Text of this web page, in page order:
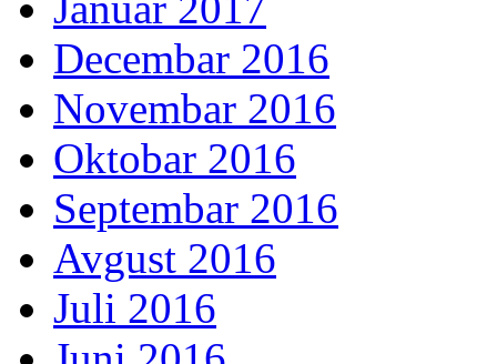
Decembar 2016
Novembar 2016
Oktobar 2016
Septembar 2016
Avgust 2016
Juli 2016